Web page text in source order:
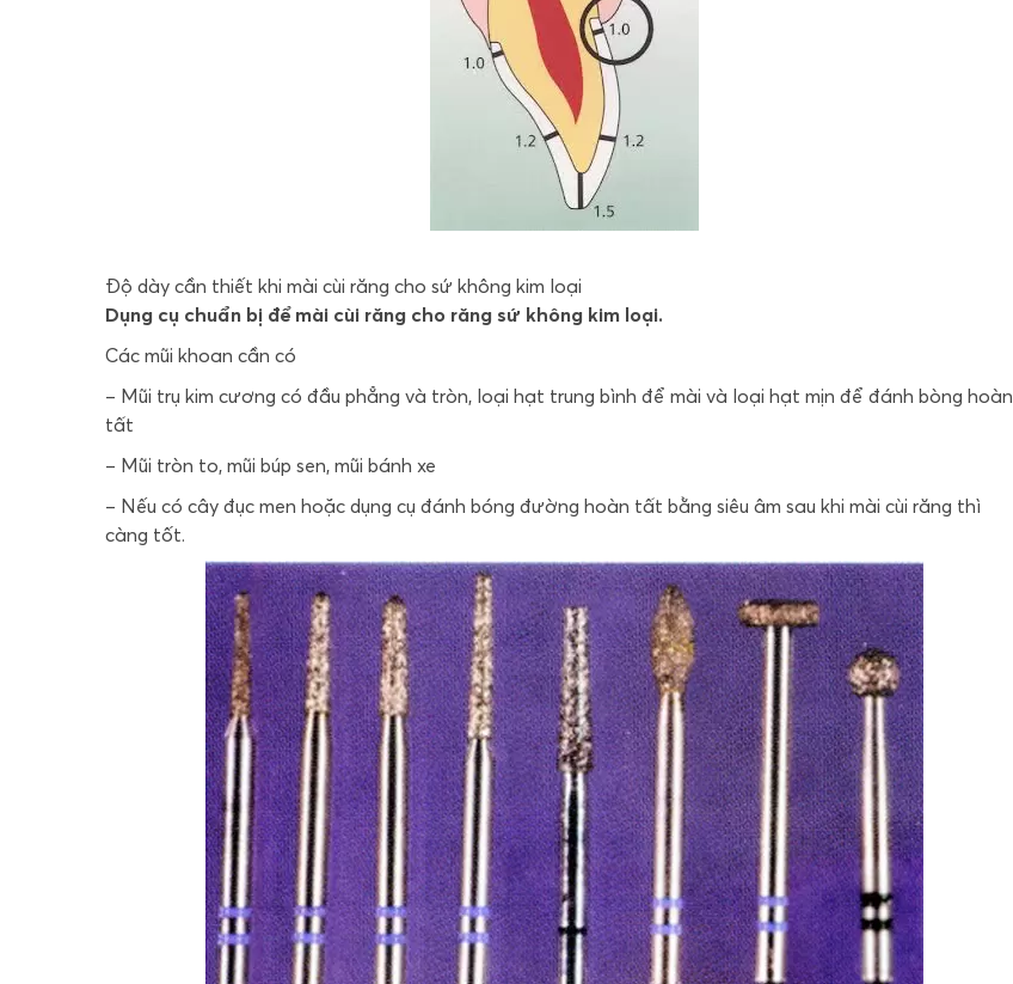
Độ dày cần thiết khi mài cùi răng cho sứ không kim loại
Dụng cụ chuẩn bị để mài cùi răng cho răng sứ không kim loại.
Các mũi khoan cần có
– Mũi trụ kim cương có đầu phẳng và tròn, loại hạt trung bình để mài và loại hạt mịn để đánh bòng hoàn
tất
– Mũi tròn to, mũi búp sen, mũi bánh xe
– Nếu có cây đục men hoặc dụng cụ đánh bóng đường hoàn tất bằng siêu âm sau khi mài cùi răng thì
càng tốt.